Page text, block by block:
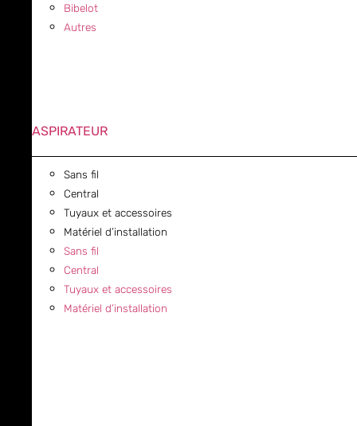
Bibelot
Autres
ASPIRATEUR
Sans fil
Central
Tuyaux et accessoires
Matériel d’installation
Sans fil
Central
Tuyaux et accessoires
Matériel d’installation